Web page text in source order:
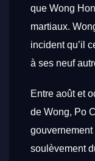
que Wong
martiaux.
incident qu’il
à ses neuf
Entre août et
de Wong, Po
soulèvement